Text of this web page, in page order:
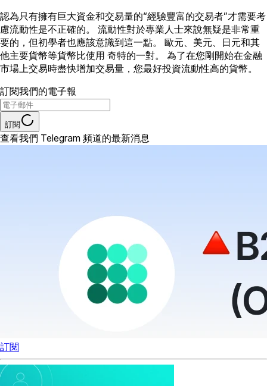
認為只有擁有巨大資金和交易量的“經驗豐富的交易者”才需要考
慮流動性是不正確的。 流動性對於專業人士來說無疑是非常重
要的，但初學者也應該意識到這一點。 歐元、美元、日元和其
他主要貨幣等貨幣比使用 奇特的一對。 為了在您剛開始在金融
市場上交易時盡快增加交易量，您最好投資流動性高的貨幣。
訂閱我們的電子報
訂閱
查看我們 Telegram 頻道的最新消息
訂閱